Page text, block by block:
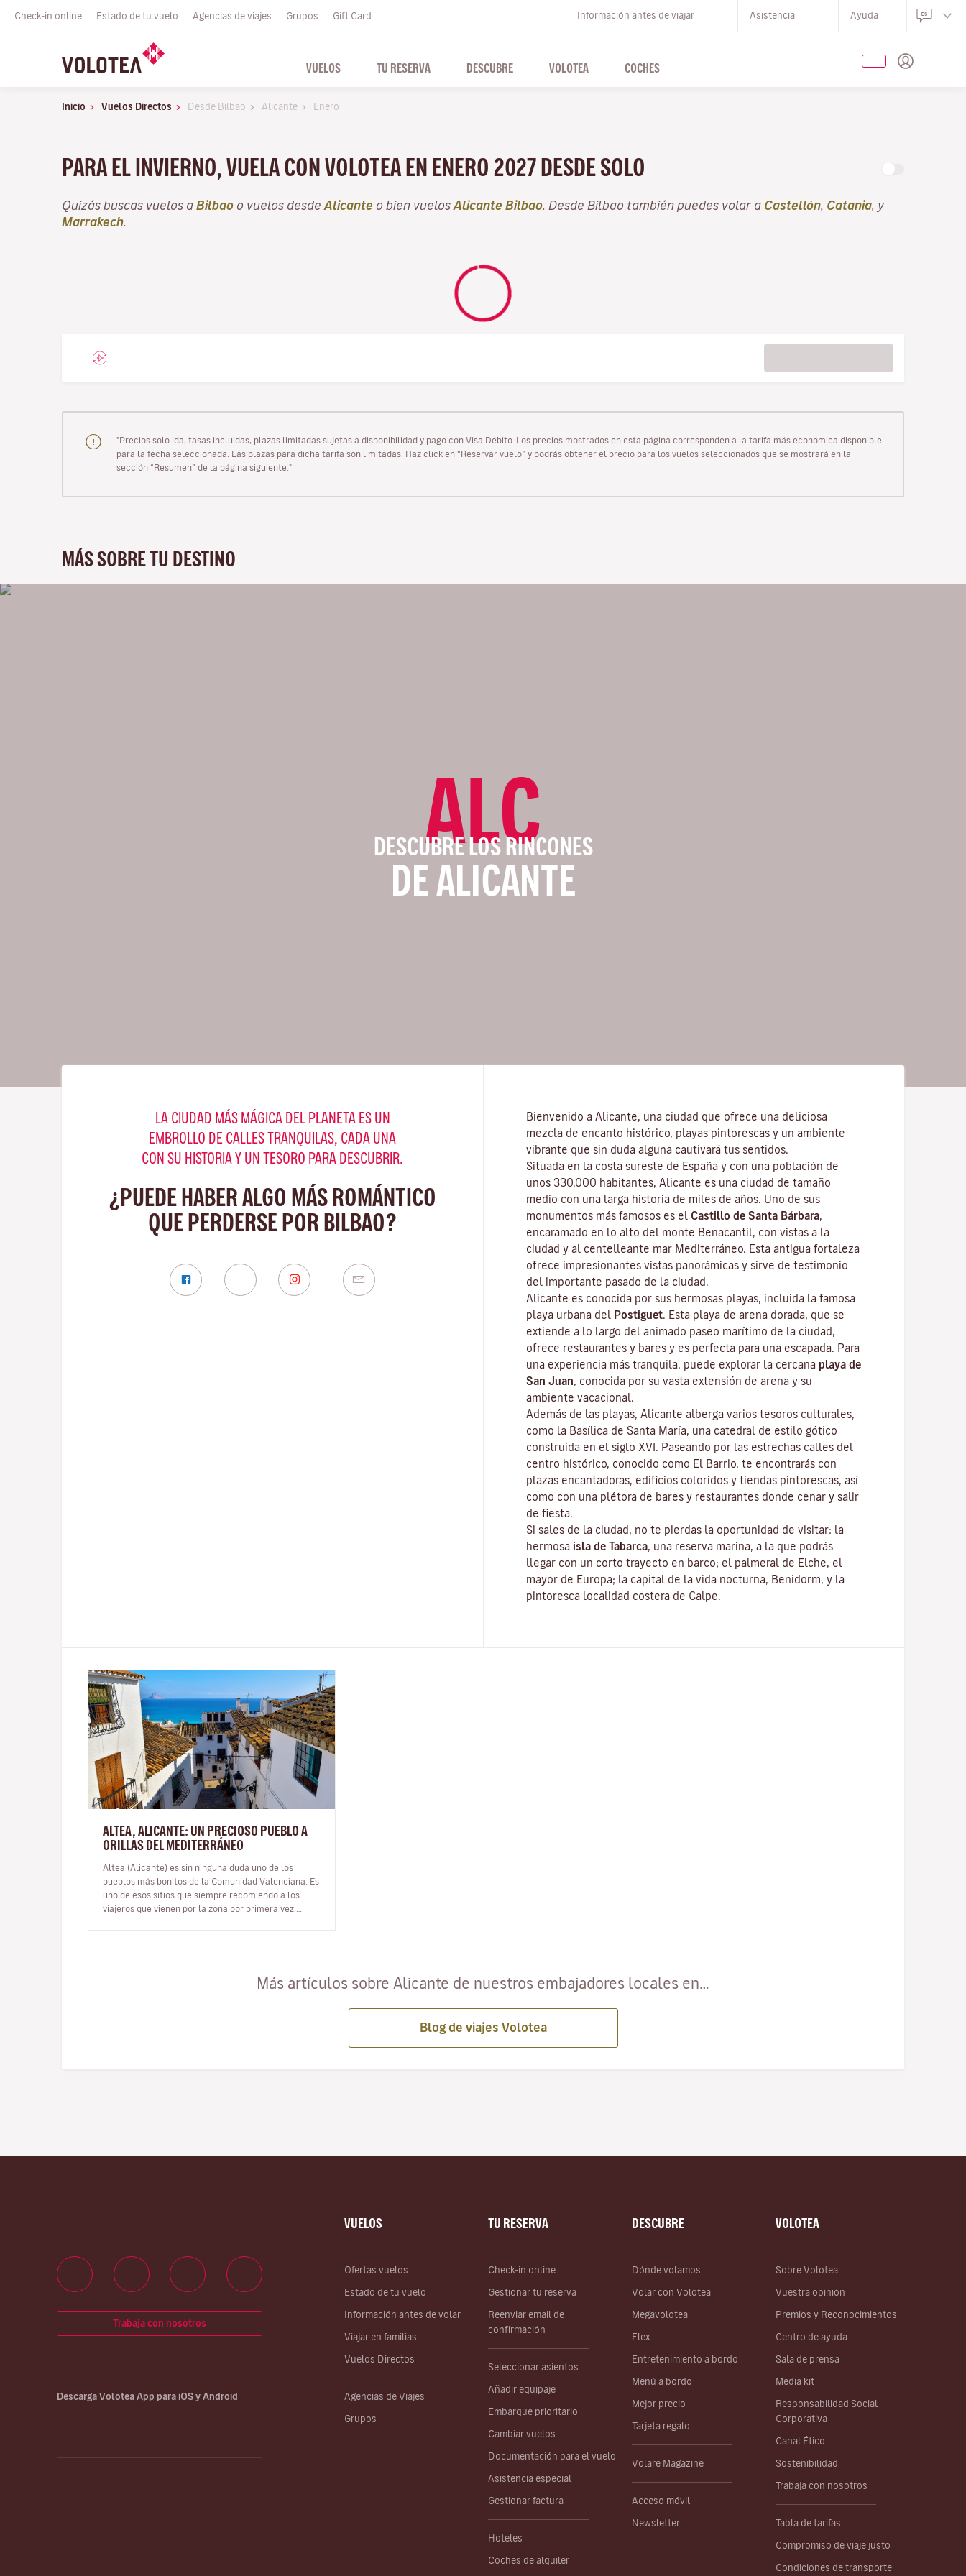
Check-in online Estado de tu vuelo Agencias de viajes Grupos Gift Card Información antes de viajar Asistencia Ayuda
VUELOS TU RESERVA DESCUBRE VOLOTEA COCHES
Inicio Vuelos Directos Desde Bilbao Alicante Enero
PARA EL INVIERNO, VUELA CON VOLOTEA EN ENERO 2027 DESDE SOLO
Quizás buscas vuelos a Bilbao o vuelos desde Alicante o bien vuelos Alicante Bilbao . Desde Bilbao también puedes volar a Castellón Catania , y
Marrakech
"Precios solo ida, tasas incluidas, plazas limitadas sujetas a disponibilidad y pago con Visa Débito. Los precios mostrados en esta página corresponden a la tarifa más económica disponible
para la fecha seleccionada. Las plazas para dicha tarifa son limitadas. Haz click en “Reservar vuelo” y podrás obtener el precio para los vuelos seleccionados que se mostrará en la
sección “Resumen” de la página siguiente."
MÁS SOBRE TU DESTINO
ALC
DESCUBRE LOS RINCONES
DE ALICANTE
LA CIUDAD MÁS MÁGICA DEL PLANETA ES UN
EMBROLLO DE CALLES TRANQUILAS, CADA UNA
CON SU HISTORIA Y UN TESORO PARA DESCUBRIR.
¿PUEDE HABER ALGO MÁS ROMÁNTICO
QUE PERDERSE POR BILBAO?
Bienvenido a Alicante, una ciudad que ofrece una deliciosa
mezcla de encanto histórico, playas pintorescas y un ambiente
vibrante que sin duda alguna cautivará tus sentidos.
Situada en la costa sureste de España y con una población de
unos 330.000 habitantes, Alicante es una ciudad de tamaño
medio con una larga historia de miles de años. Uno de sus
monumentos más famosos es el Castillo de Santa Bárbara
encaramado en lo alto del monte Benacantil, con vistas a la
ciudad y al centelleante mar Mediterráneo. Esta antigua fortaleza
ofrece impresionantes vistas panorámicas y sirve de testimonio
del importante pasado de la ciudad.
Alicante es conocida por sus hermosas playas, incluida la famosa
playa urbana del
Postiguet . Esta playa de arena dorada, que se
extiende a lo largo del animado paseo marítimo de la ciudad,
ofrece restaurantes y bares y es perfecta para una escapada. Para
una experiencia más tranquila, puede explorar la cercana playa de
San Juan , conocida por su vasta extensión de arena y su
ambiente vacacional.
Además de las playas, Alicante alberga varios tesoros culturales,
como la Basílica de Santa María, una catedral de estilo gótico
construida en el siglo XVI. Paseando por las estrechas calles del
centro histórico, conocido como El Barrio, te encontrarás con
plazas encantadoras, edificios coloridos y tiendas pintorescas, así
como con una plétora de bares y restaurantes donde cenar y salir
de fiesta.
Si sales de la ciudad, no te pierdas la oportunidad de visitar: la
hermosa isla de Tabarca , una reserva marina, a la que podrás
llegar con un corto trayecto en barco; el palmeral de Elche, el
mayor de Europa; la capital de la vida nocturna, Benidorm, y la
pintoresca localidad costera de Calpe.
ALTEA, ALICANTE: UN PRECIOSO PUEBLO A
ORILLAS DEL MEDITERRÁNEO
Altea (Alicante) es sin ninguna duda uno de los
pueblos más bonitos de la Comunidad Valenciana. Es
uno de esos sitios que siempre recomiendo a los
viajeros que vienen por la zona por primera vez.
Más artículos sobre Alicante de nuestros embajadores locales en…
Blog de viajes Volotea
VUELOS
Ofertas vuelos
Estado de tu vuelo
Información antes de volar
Viajar en familias
Vuelos Directos
Agencias de Viajes
Grupos
TU RESERVA
Check-in online
Gestionar tu reserva
Reenviar email de
confirmación
Seleccionar asientos
Añadir equipaje
Embarque prioritario
Cambiar vuelos
Documentación para el vuelo
Asistencia especial
Gestionar factura
Hoteles
Coches de alquiler
DESCUBRE
Dónde volamos
Volar con Volotea
Megavolotea
Flex
Entretenimiento a bordo
Menú a bordo
Mejor precio
Tarjeta regalo
Volare Magazine
Acceso móvil
Newsletter
VOLOTEA
Sobre Volotea
Vuestra opinión
Premios y Reconocimientos
Centro de ayuda
Sala de prensa
Media kit
Responsabilidad Social
Corporativa
Canal Ético
Sostenibilidad
Trabaja con nosotros
Tabla de tarifas
Compromiso de viaje justo
Condiciones de transporte
Trabaja con nosotros
Descarga Volotea App para iOS y Android